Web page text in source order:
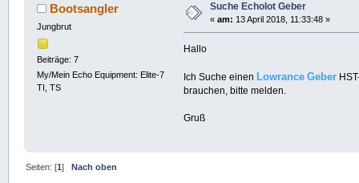
Bootsangler
Jungbrut
Beiträge: 7
My/Mein Echo Equipment: Elite-7
TI, TS
Suche Echolot Geber
« am: 13 April 2018, 11:33:48 »
Hallo
Ich Suche einen Lowrance Geber
brauchen, bitte melden.
Gruß
Seiten: [1] Nach oben